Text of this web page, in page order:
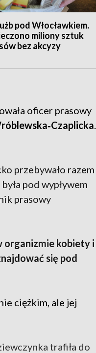
pod Włocławkiem.
miliony sztuk
bez akcyzy
oficer prasowy
przebywało razem
pod wypływem
prasowy
organizmie kobiety i
się pod
ciężkim, ale jej
trafiła do